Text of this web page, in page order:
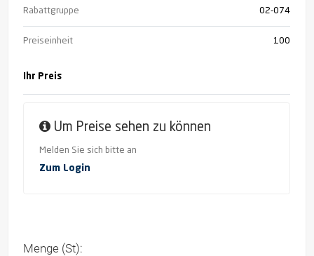
Rabattgruppe 02-074
Preiseinheit 100
Ihr Preis
Um Preise sehen zu können
Melden Sie sich bitte an
Zum Login
Menge (St):